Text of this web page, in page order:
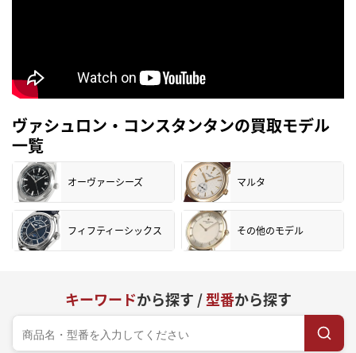
ヴァシュロン・コンスタンタンの買取モデル
一覧
オーヴァーシーズ マルタ
フィフティーシックス その他のモデル
キーワードから探す /型番から探す